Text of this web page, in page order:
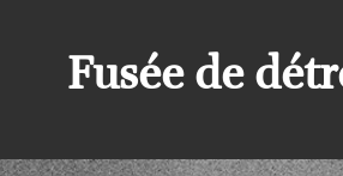
Fusée de